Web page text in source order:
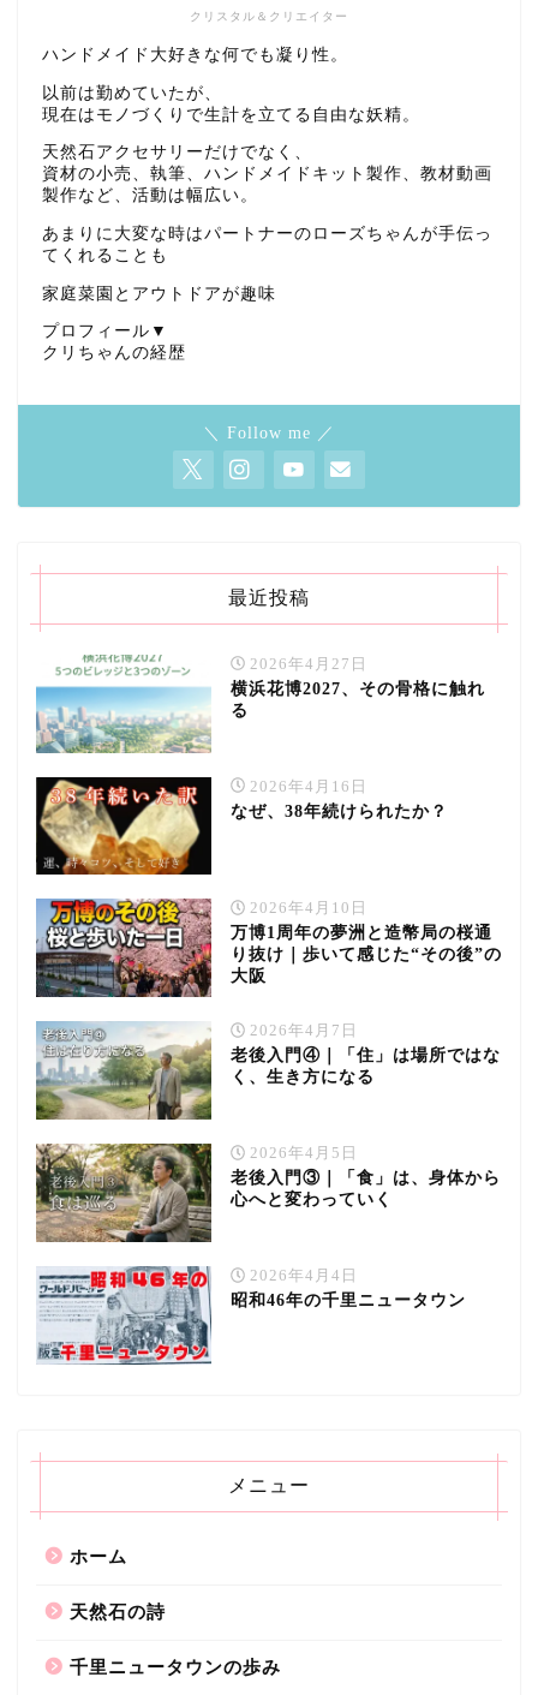
クリスタル＆クリエイター
ハンドメイド大好きな何でも凝り性。
以前は勤めていたが、
現在はモノづくりで生計を立てる自由な妖精。
天然石アクセサリーだけでなく、
資材の小売、執筆、ハンドメイドキット製作、教材動画
製作など、活動は幅広い。
あまりに大変な時はパートナーのローズちゃんが手伝っ
てくれることも
家庭菜園とアウトドアが趣味
プロフィール▼
クリちゃんの経歴
＼ Follow me ／
最近投稿
2026年4月27日
横浜花博2027、その骨格に触れ
る
2026年4月16日
なぜ、38年続けられたか？
2026年4月10日
万博1周年の夢洲と造幣局の桜通
り抜け｜歩いて感じた“その後”の
大阪
2026年4月7日
老後入門④｜「住」は場所ではな
く、生き方になる
2026年4月5日
老後入門③｜「食」は、身体から
心へと変わっていく
2026年4月4日
昭和46年の千里ニュータウン
メニュー
ホーム
天然石の詩
千里ニュータウンの歩み